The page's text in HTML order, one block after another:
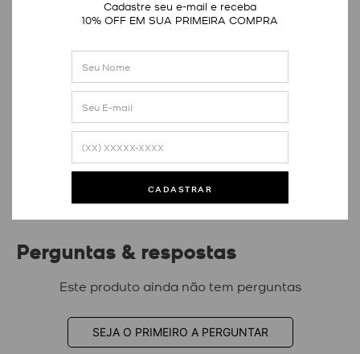
Cadastre seu e-mail e receba
10% OFF EM SUA PRIMEIRA COMPRA
CADASTRAR
Avaliações
Este produto ainda não tem avaliações
SEJA O PRIMEIRO A AVALIAR
Perguntas & respostas
Este produto ainda não tem perguntas
SEJA O PRIMEIRO A PERGUNTAR